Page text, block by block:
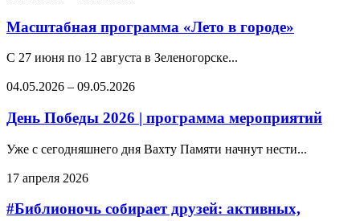
Масштабная программа «Лето в городе»
С 27 июня по 12 августа в Зеленогорске...
04.05.2026 – 09.05.2026
День Победы 2026 | программа мероприятий
Уже с сегодняшнего дня Вахту Памяти начнут нести...
17 апреля 2026
#Библионочь собирает друзей: активных,